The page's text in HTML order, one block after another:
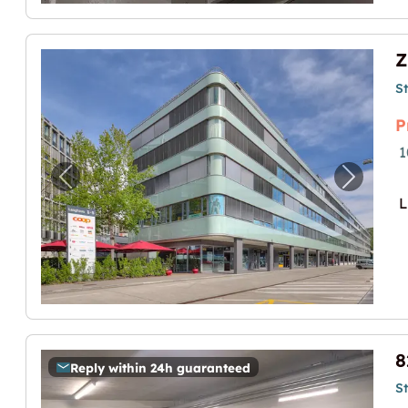
Previous image for "Zentral gelegenerNext
Reply within 24h guaranteed